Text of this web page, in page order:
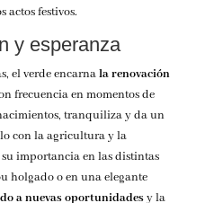
festivos.
y esperanza
el verde encarnala renovación
frecuencia en momentos de
tranquiliza y da un
con la agricultura y la
importancia en las distintas
holgado o en una elegante
a nuevas oportunidadesy la